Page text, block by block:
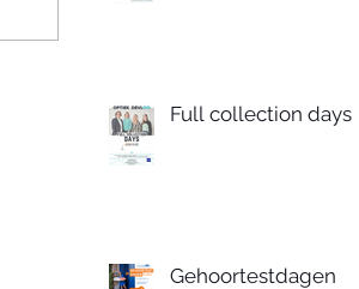
Full collection days
Gehoortestdagen